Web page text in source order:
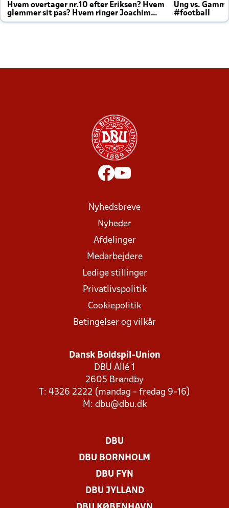
Hvem overtager nr.10 efter Eriksen? Hvem
glemmer sit pas? Hvem ringer Joachim
altid til efter kampe?
Ung vs.
#football
Nyhedsbreve
Nyheder
Afdelinger
Medarbejdere
Ledige stillinger
Privatlivspolitik
Cookiepolitik
Betingelser og vilkår
Dansk Boldspil-Union
DBU Allé 1
2605 Brøndby
T: 4326 2222 (mandag - fredag 9-16)
M: dbu@dbu.dk
DBU
DBU BORNHOLM
DBU FYN
DBU JYLLAND